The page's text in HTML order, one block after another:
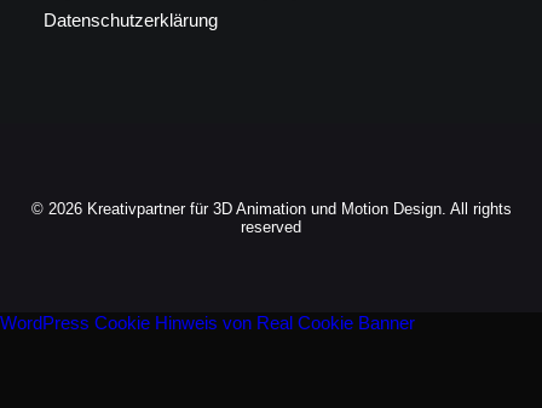
Datenschutzerklärung
© 2026 Kreativpartner für 3D Animation und Motion Design. All rights
reserved
WordPress Cookie Hinweis von Real Cookie Banner